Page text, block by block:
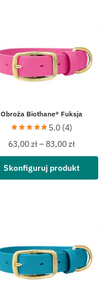
Obroża Biothane® Fuksja
5.0 (4)
63,00zł–83,00zł
Skonfiguruj produkt